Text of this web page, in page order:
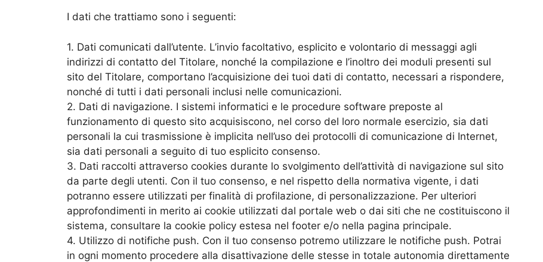
I dati che trattiamo sono i seguenti:
1. Dati comunicati dall’utente. L’invio facoltativo, esplicito e volontario di messaggi agli
indirizzi di contatto del Titolare, nonché la compilazione e l’inoltro dei moduli presenti sul
sito del Titolare, comportano l’acquisizione dei tuoi dati di contatto, necessari a rispondere,
nonché di tutti i dati personali inclusi nelle comunicazioni.
2. Dati di navigazione. I sistemi informatici e le procedure software preposte al
funzionamento di questo sito acquisiscono, nel corso del loro normale esercizio, sia dati
personali la cui trasmissione è implicita nell’uso dei protocolli di comunicazione di Internet,
sia dati personali a seguito di tuo esplicito consenso.
3. Dati raccolti attraverso cookies durante lo svolgimento dell’attività di navigazione sul sito
da parte degli utenti. Con il tuo consenso, e nel rispetto della normativa vigente, i dati
potranno essere utilizzati per finalità di profilazione, di personalizzazione. Per ulteriori
approfondimenti in merito ai cookie utilizzati dal portale web o dai siti che ne costituiscono il
sistema, consultare la cookie policy estesa nel footer e/o nella pagina principale.
4. Utilizzo di notifiche push. Con il tuo consenso potremo utilizzare le notifiche push. Potrai
in ogni momento procedere alla disattivazione delle stesse in totale autonomia direttamente